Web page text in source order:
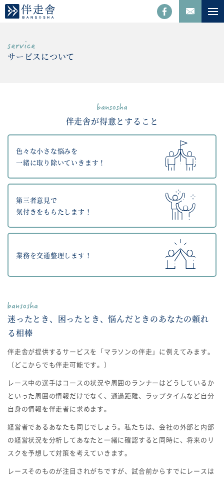
サービスについて
伴走舎が得意とすること
色々な小さな悩みを
一緒に取り除いていきます！
第三者意見で
気付きをもらたします！
業務を交通整理します！
迷ったとき、困ったとき、悩んだときのあなたの頼れ
る相棒
伴走舎が提供するサービスを「マラソンの伴走」に例えてみます。
（どこからでも伴走可能です。）
レース中の選手はコースの状況や周囲のランナーはどうしているか
といった周囲の情報だけでなく、通過距離、ラップタイムなど自分
自身の情報を伴走者に求めます。
経営者であるあなたも同じでしょう。私たちは、会社の外部と内部
の経営状況を分析してあなたと一緒に確認すると同時に、将来のリ
スクを予想して対策を考えていきます。
レースそのものが注目されがちですが、試合前からすでにレースは